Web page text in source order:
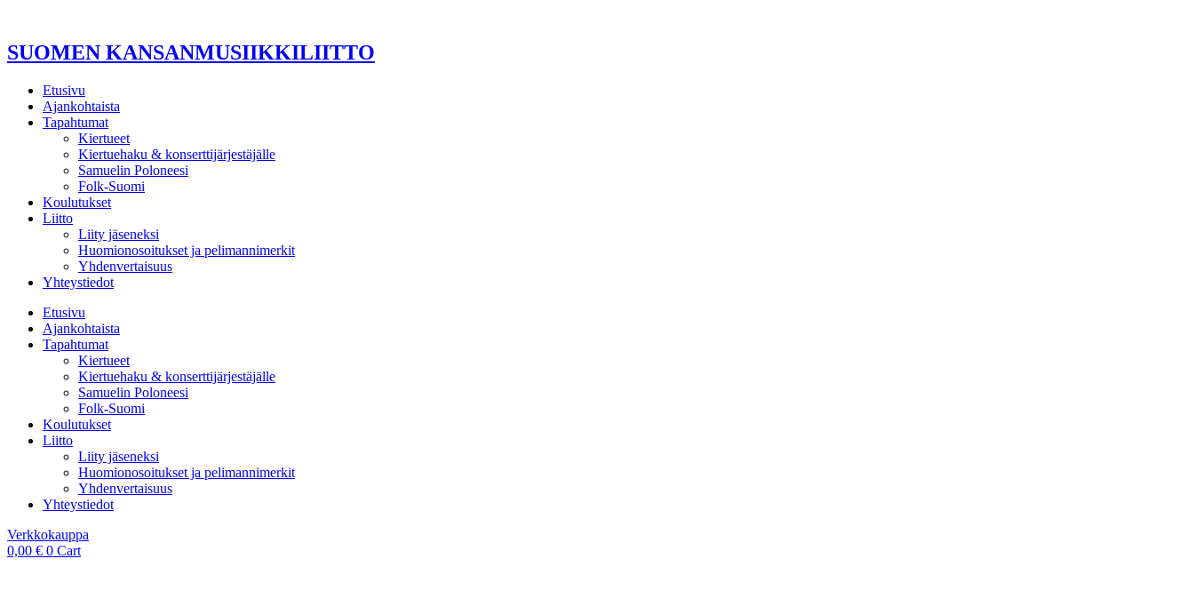
SUOMEN KANSANMUSIIKKILIITTO
Etusivu
Ajankohtaista
Tapahtumat
Kiertueet
Kiertuehaku & konserttijärjestäjälle
Samuelin Poloneesi
Folk-Suomi
Koulutukset
Liitto
Liity jäseneksi
Huomionosoitukset ja pelimannimerkit
Yhdenvertaisuus
Yhteystiedot
Etusivu
Ajankohtaista
Tapahtumat
Kiertueet
Kiertuehaku & konserttijärjestäjälle
Samuelin Poloneesi
Folk-Suomi
Koulutukset
Liitto
Liity jäseneksi
Huomionosoitukset ja pelimannimerkit
Yhdenvertaisuus
Yhteystiedot
Verkkokauppa
0,00 € 0 Cart